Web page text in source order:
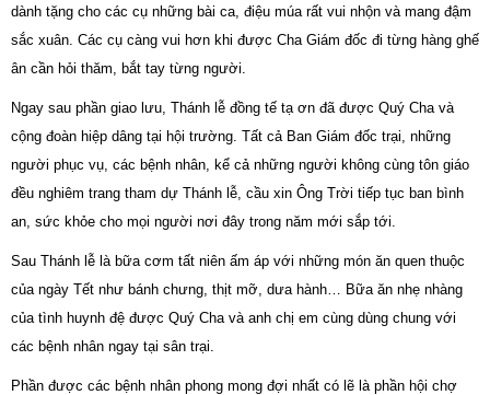
dành tặng cho các cụ những bài ca, điệu múa rất vui nhộn và mang đậm
sắc xuân. Các cụ càng vui hơn khi được Cha Giám đốc đi từng hàng ghế
ân cần hỏi thăm, bắt tay từng người.
Ngay sau phần giao lưu, Thánh lễ đồng tế tạ ơn đã được Quý Cha và
cộng đoàn hiệp dâng tại hội trường. Tất cả Ban Giám đốc trại, những
người phục vụ, các bệnh nhân, kể cả những người không cùng tôn giáo
đều nghiêm trang tham dự Thánh lễ, cầu xin Ông Trời tiếp tục ban bình
an, sức khỏe cho mọi người nơi đây trong năm mới sắp tới.
Sau Thánh lễ là bữa cơm tất niên ấm áp với những món ăn quen thuộc
của ngày Tết như bánh chưng, thịt mỡ, dưa hành… Bữa ăn nhẹ nhàng
của tình huynh đệ được Quý Cha và anh chị em cùng dùng chung với
các bệnh nhân ngay tại sân trại.
Phần được các bệnh nhân phong mong đợi nhất có lẽ là phần hội chợ